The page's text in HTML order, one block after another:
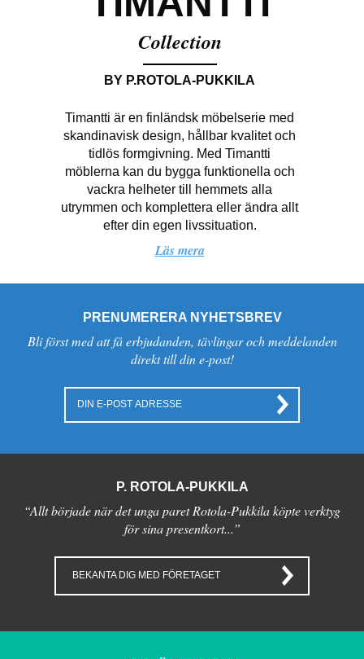
Collection
BY P.ROTOLA-PUKKILA
Timantti är en finländsk möbelserie med
skandinavisk design, hållbar kvalitet och
tidlös formgivning. Med Timantti
möblerna kan du bygga funktionella och
vackra helheter till hemmets alla
utrymmen och komplettera eller ändra allt
efter din egen livssituation.
Läs mera
PRENUMERERA NYHETSBREV
Bli först med att få erbjudanden, tävlingar och meddelanden
direkt till din e-post!
P. ROTOLA-PUKKILA
“Allt började när det unga paret Rotola-Pukkila köpte verktyg
för sina presentkort...”
BEKANTA DIG MED FÖRETAGET